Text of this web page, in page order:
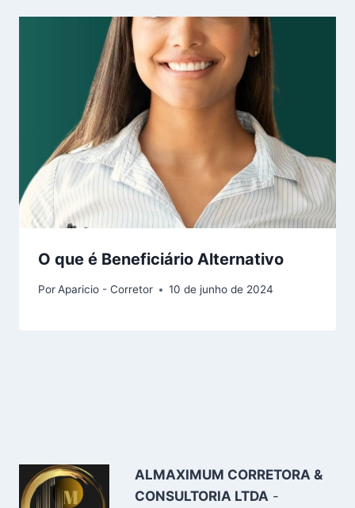
O que é Beneficiário Alternativo
PorAparicio - Corretor 10 de junho de 2024
ALMAXIMUM CORRETORA &
CONSULTORIA LTDA -